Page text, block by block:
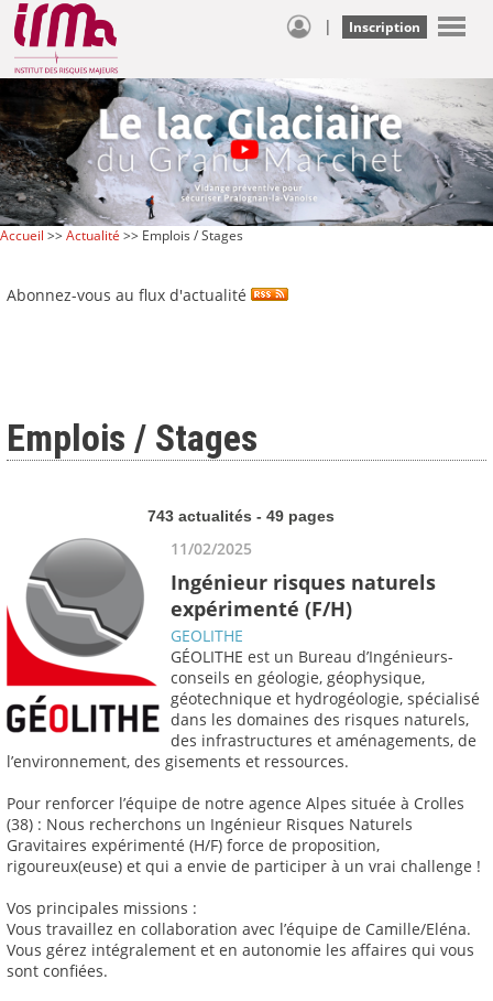
| Inscription
Accueil >>Actualité >> Emplois / Stages
Abonnez-vous au flux d'actualité
Emplois / Stages
743 actualités - 49 pages
11/02/2025
Ingénieur risques naturels
expérimenté (F/H)
GEOLITHE
GÉOLITHE est un Bureau d’Ingénieurs-
conseils en géologie, géophysique,
géotechnique et hydrogéologie, spécialisé
dans les domaines des risques naturels,
des infrastructures et aménagements, de
l’environnement, des gisements et ressources.
Pour renforcer l’équipe de notre agence Alpes située à Crolles
(38) : Nous recherchons un Ingénieur Risques Naturels
Gravitaires expérimenté (H/F) force de proposition,
rigoureux(euse) et qui a envie de participer à un vrai challenge !
Vos principales missions :
Vous travaillez en collaboration avec l’équipe de Camille/Eléna.
Vous gérez intégralement et en autonomie les affaires qui vous
sont confiées.